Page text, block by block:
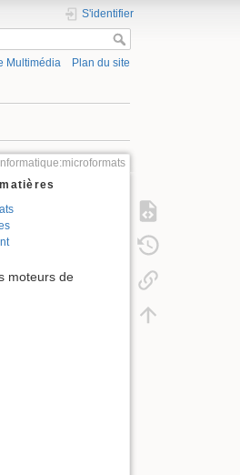
S'identifier
Multimédia Plan du site
moteurs de